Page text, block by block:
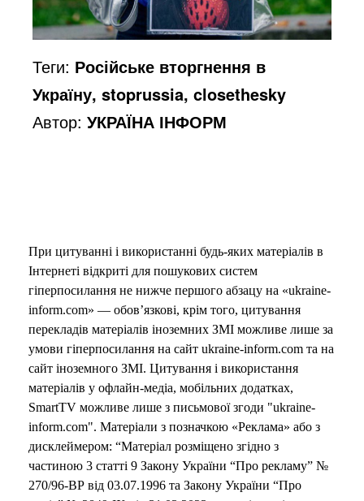
Теги: Російське вторгнення в
Україну, stoprussia, closethesky
Автор:УКРАЇНА ІНФОРМ
При цитуванні і використанні будь-яких матеріалів в
Інтернеті відкриті для пошукових систем
гіперпосилання не нижче першого абзацу на «ukraine-
inform.com» — обов’язкові, крім того, цитування
перекладів матеріалів іноземних ЗМІ можливе лише за
умови гіперпосилання на сайт ukraine-inform.com та на
сайт іноземного ЗМІ. Цитування і використання
матеріалів у офлайн-медіа, мобільних додатках,
SmartTV можливе лише з письмової згоди "ukraine-
inform.com". Матеріали з позначкою «Реклама» або з
дисклеймером: “Матеріал розміщено згідно з
частиною 3 статті 9 Закону України “Про рекламу” №
270/96-ВР від 03.07.1996 та Закону України “Про